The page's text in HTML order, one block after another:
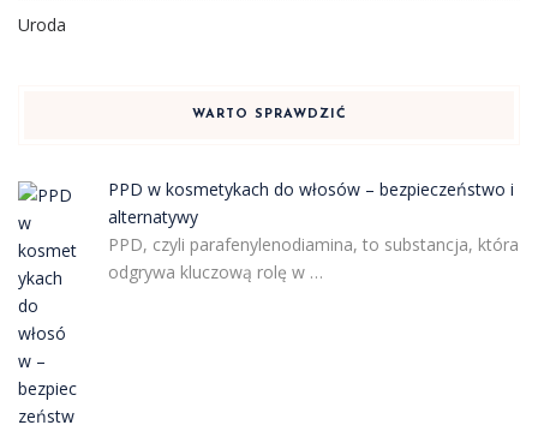
Uroda
WARTO SPRAWDZIĆ
PPD w kosmetykach do włosów – bezpieczeństwo i
alternatywy
PPD, czyli parafenylenodiamina, to substancja, która
odgrywa kluczową rolę w …